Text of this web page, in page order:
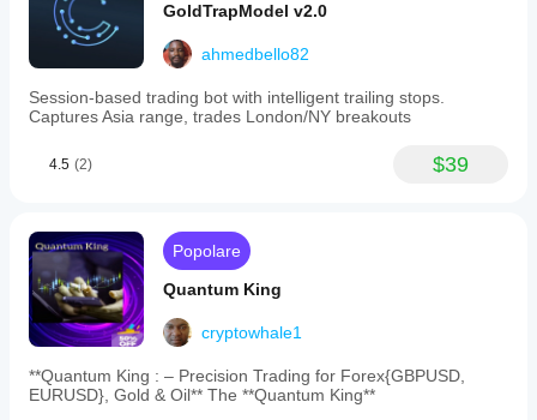
GoldTrapModel v2.0
ahmedbello82
Session-based trading bot with intelligent trailing stops.
Captures Asia range, trades London/NY breakouts
4.5 (2) $39
Popolare
Quantum King
cryptowhale1
**Quantum King : – Precision Trading for Forex{GBPUSD,
EURUSD}, Gold & Oil** The **Quantum King**